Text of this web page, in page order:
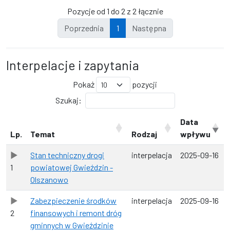
Pozycje od 1 do 2 z 2 łącznie
Poprzednia
1 Następna
Interpelacje i zapytania
Pokaż
pozycji
Szukaj:
Lp. Temat Rodzaj
Data
wpływu
1
Stan techniczny drogi
powiatowej Gwieździn -
Olszanowo
interpelacja 2025-09-16
2
Zabezpieczenie środków
finansowych i remont dróg
gminnych w Gwieździnie
interpelacja 2025-09-16